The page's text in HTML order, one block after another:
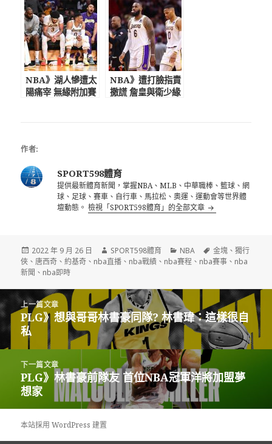
NBA》湖人慘遭太
陽痛宰 無緣附加賽
NBA》遭打臉指責
撒謊 詹皇與衛少緣
作者:
SPORT598體育
提供最新體育新聞，掌握NBA、MLB、中華職棒、籃球、網
球、足球、賽車、自行車、馬拉松、奧運、運動會等世界體
壇動態。檢視「SPORT598體育」的全部文章
發
佈
日
2022 年 9 月 26 日
作
者
SPORT598體育
分
類
NBA
標
籤
金塊 、獨行
俠 、唐西奇 、約基奇 、 nba直播 、 nba戰績 、 nba賽程 、 nba賽事 、 nba
新聞 、 nba即時
章
導
上一篇文章
上
一
篇
文
章:
PLG》想與哥哥林書豪同隊? 林書瑋：這樣很自
私
下一篇文章
下
一
篇
文
PLG》林書豪前隊友 首位NBA冠軍洋將加盟夢
想家
本站採用 WordPress 建置